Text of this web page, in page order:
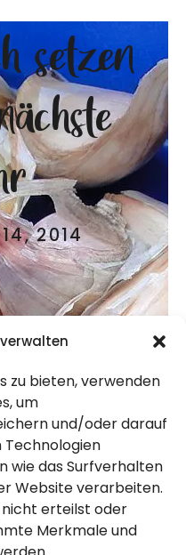
zu bieten, verwenden
um
und/oder darauf
Technologien
wie das Surfverhalten
Website verarbeiten.
nicht erteilst oder
Merkmale und
setzen
2014
in diesem
mild. Jetzt ist
das nächste Jahr
Zehe einzeln